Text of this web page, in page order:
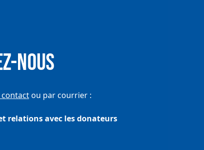
nous
contactou par courrier :
relations avec les donateurs